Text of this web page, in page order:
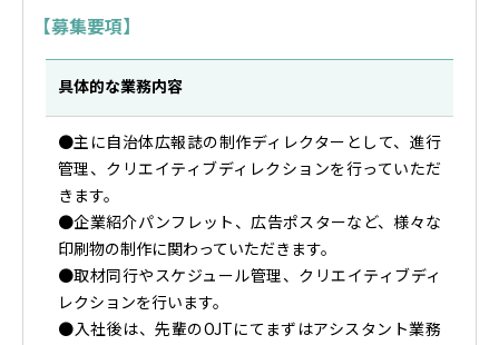
【募集要項】
具体的な業務内容
●主に自治体広報誌の制作ディレクターとして、進行
管理、クリエイティブディレクションを行っていただ
きます。
●企業紹介パンフレット、広告ポスターなど、様々な
印刷物の制作に関わっていただきます。
●取材同行やスケジュール管理、クリエイティブディ
レクションを行います。
●入社後は、先輩のOJTにてまずはアシスタント業務